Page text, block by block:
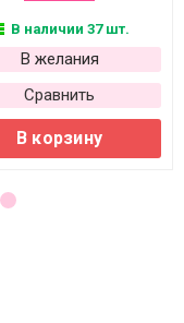
В наличии 37 шт.
В желания
Сравнить
В корзину